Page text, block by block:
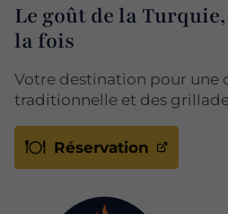
Le goût de la
la fois
Votre destination pour une
traditionnelle et des
Réservation